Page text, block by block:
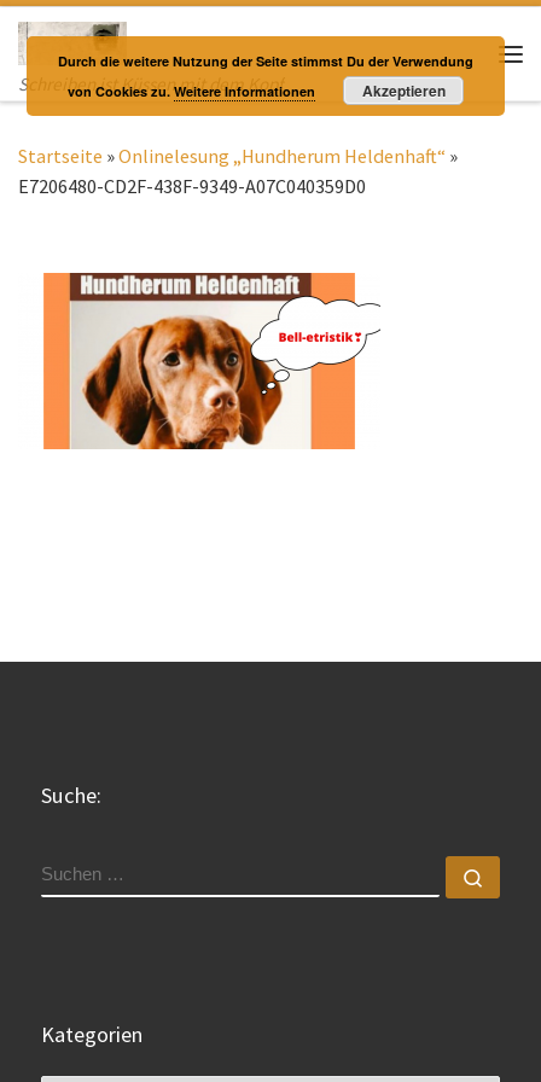
Zum Inhalt springen
Schreiben ist Küssen mit dem Kopf
Startseite »Onlinelesung „Hundherum Heldenhaft“ »
E7206480-CD2F-438F-9349-A07C040359D0
Suche:
SUCHE
Kategorien
Durch die weitere Nutzung der Seite stimmst Du der Verwendung
von Cookies zu.Weitere Informationen Akzeptieren